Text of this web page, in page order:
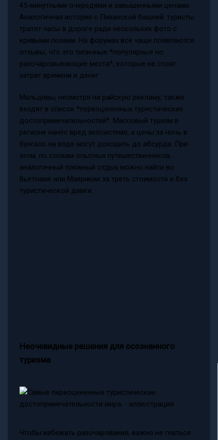
45-минутными очередями и завышенными ценами.
Аналогичная история с Пизанской башней: туристы
тратят часы в дороге ради нескольких фото с
кривыми позами. На форумах всё чаще появляются
отзывы, что это типичные *популярные но
разочаровывающие места*, которые не стоят
затрат времени и денег.
Мальдивы, несмотря на райскую рекламу, также
входят в список *переоцененных туристических
достопримечательностей*. Массовый туризм в
регионе нанёс вред экосистеме, а цены за ночь в
бунгало на воде могут доходить до абсурда. При
этом, по словам опытных путешественников,
аналогичный пляжный отдых можно найти во
Вьетнаме или Маврикии за треть стоимости и без
туристической давки.
Неочевидные решения для осознанного
туризма
Чтобы избежать разочарования, важно не гнаться